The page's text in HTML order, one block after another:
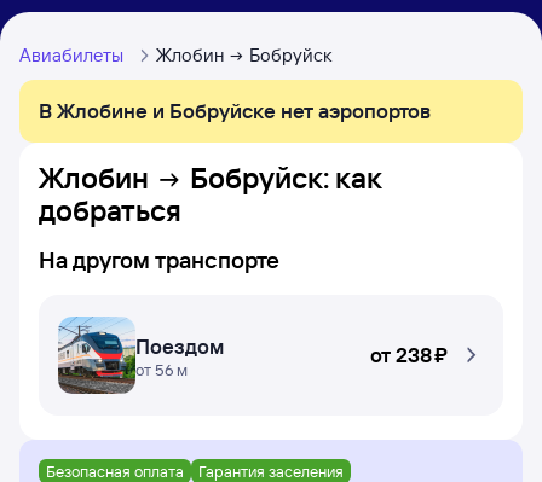
Авиабилеты Жлобин Бобруйск
В Жлобине и Бобруйске нет аэропортов
Жлобин Бобруйск: как
добраться
На другом транспорте
Поездом
от 56 м
от238 ⁠₽
Безопасная оплата Гарантия заселения